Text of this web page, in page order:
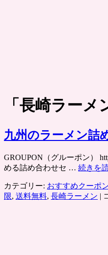
「 長崎ラーメ
九州のラーメン詰
GROUPON（グルーポン）
める詰め合わせセ … 続きを
カテゴリー: おすすめクーポ
限, 送料無料, 長崎ラーメン |